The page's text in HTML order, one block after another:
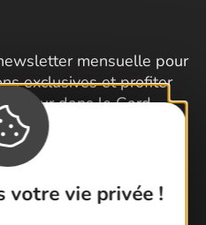
votre vie privée !
mensuelle pour
exclusives et profiter
séjour dans le Gard.
la newsletter